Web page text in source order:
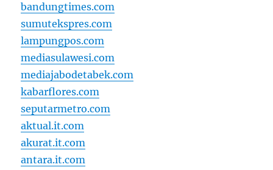
bandungtimes.com
sumutekspres.com
lampungpos.com
mediasulawesi.com
mediajabodetabek.com
kabarflores.com
seputarmetro.com
aktual.it.com
akurat.it.com
antara.it.com